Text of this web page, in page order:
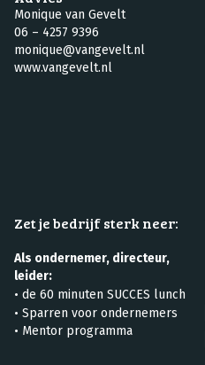
Monique van Gevelt
06 – 4257 9396
monique@vangevelt.nl
www.vangevelt.nl
Zet je bedrijf sterk neer:
Als ondernemer, directeur,
leider:
• de 60 minuten SUCCES lunch
• Sparren voor ondernemers
• Mentor programma